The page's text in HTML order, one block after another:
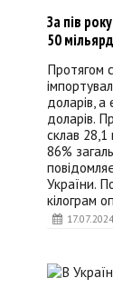
17.07.2024
За пів
50
Протягом
доларів,
доларів.
склав 28,1
86%
України.
кілограм